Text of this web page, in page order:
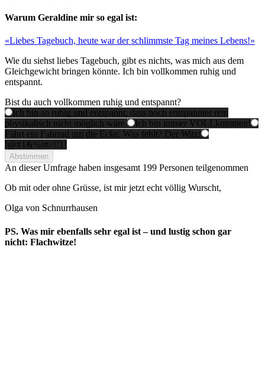
Warum Geraldine mir so egal ist:
«Liebes Tagebuch, heute war der schlimmste Tag meines Lebens!»
Wie du siehst liebes Tagebuch, gibt es nichts, was mich aus dem
Gleichgewicht bringen könnte. Ich bin vollkommen ruhig und
entspannt.
Bist du auch vollkommen ruhig und entspannt?
Ich bin so ruhig und entspannt, dass noch entspannter rein
physikalisch nicht möglich wäre.
Ich bin immer VOLLkommen!
Fährt ein Fahrrad um die Ecke. Was fehlt? Der Witz!
!@#1&%!#//!!1!
Abstimmen
An dieser Umfrage haben insgesamt 199 Personen teilgenommen
Ob mit oder ohne Grüsse, ist mir jetzt echt völlig Wurscht,
Olga von Schnurrhausen
PS. Was mir ebenfalls sehr egal ist – und lustig schon gar
nicht: Flachwitze!